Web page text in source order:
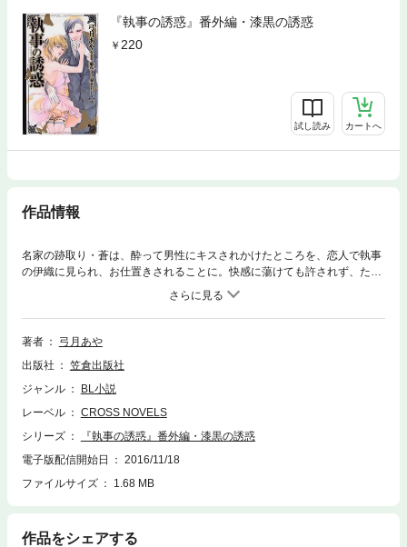
『執事の誘惑』番外編・漆黒の誘惑
220
試し読み カートへ
作品情報
名家の跡取り・蒼は、酔って男性にキスされかけたところを、恋人で執事
の伊織に見られ、お仕置きされることに。快感に蕩けても許されず、ただ
教えられるまま淫らに腰を揺らし続け――。伊織と親友（？）葛城の妖し
い学生時代・隠された伊織の心の闇・蒼の意外な趣味にまつわる伊織のシ
ョタ萌え大暴露などの短編をプラスした商業未収録作品集、ついに電子書
籍に登場！
著者
弓月あや
出版社
笠倉出版社
ジャンル
BL小説
レーベル
CROSS NOVELS
シリーズ
『執事の誘惑』番外編・漆黒の誘惑
電子版配信開始日
2016/11/18
ファイルサイズ
1.68 MB
作品をシェアする